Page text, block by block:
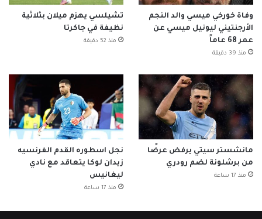
وفاة خورخي ميسي والد النجم
الأرجنتيني ليونيل ميسي عن
عمر 68 عاماً
منذ 39 دقيقة
تشيلسي يهزم ميلان بثلاثية
نظيفة في جاكرتا
منذ 52 دقيقة
مانشستر سيتي يرفض عرضًا
من برشلونة لضم رودري
منذ 17 ساعة
نجل اسطوره القدم الفرنسيه
زيدان لوكا يتعاقد مع نادي
ليغانيس
منذ 17 ساعة